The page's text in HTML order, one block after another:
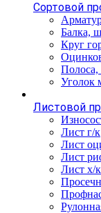
Сортовой
Балка,
Круг
Полоса,
Уголок
Листовой
Лист г/к
Лист
Лист
Лист х/к